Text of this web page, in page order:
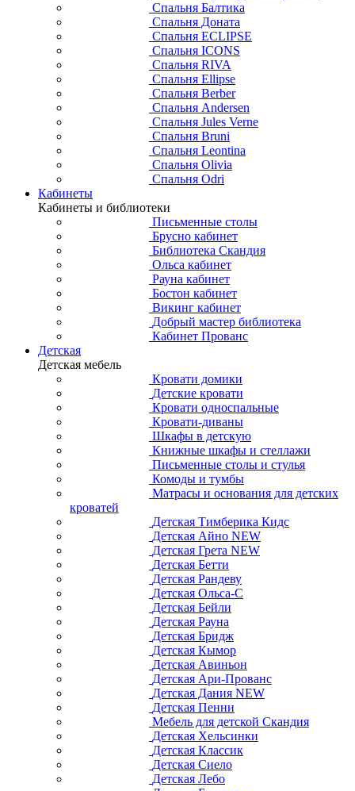
Спальня Балтика
Спальня Доната
Спальня ECLIPSE
Спальня ICONS
Спальня RIVA
Спальня Ellipse
Спальня Berber
Спальня Andersen
Спальня Jules Verne
Спальня Bruni
Спальня Leontina
Спальня Olivia
Спальня Odri
Кабинеты
Кабинеты и библиотеки
Письменные столы
Брусно кабинет
Библиотека Скандия
Ольса кабинет
Рауна кабинет
Бостон кабинет
Викинг кабинет
Добрый мастер библиотека
Кабинет Прованс
Детская
Детская мебель
Кровати домики
Детские кровати
Кровати односпальные
Кровати-диваны
Шкафы в детскую
Книжные шкафы и стеллажи
Письменные столы и стулья
Комоды и тумбы
Матрасы и основания для детских
кроватей
Детская Тимберика Кидс
Детская Айно NEW
Детская Грета NEW
Детская Бетти
Детская Рандеву
Детская Ольса-С
Детская Бейли
Детская Рауна
Детская Бридж
Детская Кымор
Детская Авиньон
Детская Ари-Прованс
Детская Дания NEW
Детская Пенни
Мебель для детской Скандия
Детская Хельсинки
Детская Классик
Детская Сиело
Детская Лебо